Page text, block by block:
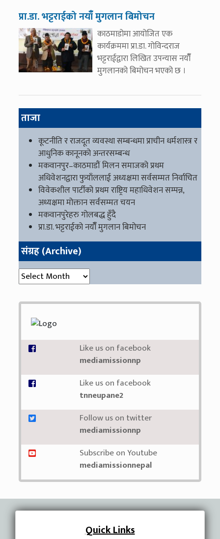
प्रा.डा. भट्टराईको नयाँँ मुगलान बिमोचन
काठमाडोमा आयोजित एक
कार्यक्रममा प्रा.डा. गोविन्दराज
भट्टराईद्वारा लिखित उपन्यास नयाँँ
मुगलानको बिमोचन भएको छ ।
ताजा
कूटनीति र राजदूत व्यवस्था सम्बन्धमा प्राचीन धर्मशास्त्र र
आधुनिक कानूनको अन्तरसम्बन्ध
मकवानपुर–काठमाडौं मिलन समाजको प्रथम
अधिवेशनद्वारा फुयाँललाई अध्यक्षमा सर्वसम्मत निर्वाचित
विवेकशील पार्टीको प्रथम राष्ट्रिय महाधिवेशन सम्पन्न,
अध्यक्षमा मोक्तान सर्वसम्मत चयन
मकवानपुरेहरु गोलबद्ध हुँदै
प्रा.डा. भट्टराईको नयाँँ मुगलान बिमोचन
संग्रह (Archive)
संग्रह (Archive)
Like us on facebook
mediamissionnp
Like us on facebook
tnneupane2
Follow us on twitter
mediamissionnp
Subscribe on Youtube
mediamissionnepal
Quick Links